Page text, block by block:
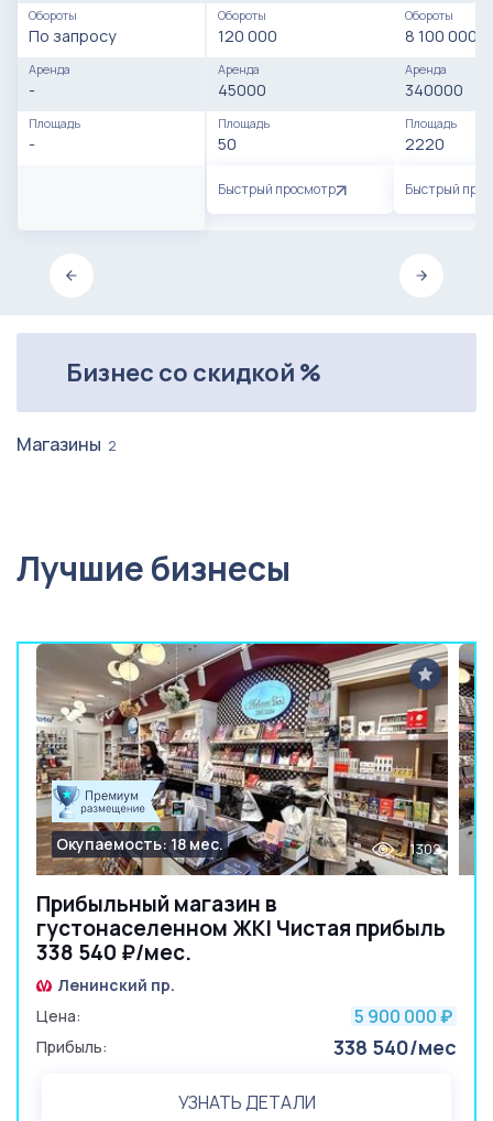
Обороты
По запросу
Аренда
-
Площадь
-
Обороты
120 000
Аренда
45000
Площадь
50
Быстрый просмотр
Обороты
8 100 000
Аренда
340000
Площадь
2220
Быстрый
Бизнес со скидкой %
Магазины 2
Лучшие бизнесы
Прибыльный магазин в
густонаселенном ЖК| Чистая прибыль
338 540 ₽/мес.
Окупаемость: 18 мес. 1302
Ленинский пр.
Цена:
5 900 000 ₽
Прибыль: 338 540/мес
УЗНАТЬ ДЕТАЛИ